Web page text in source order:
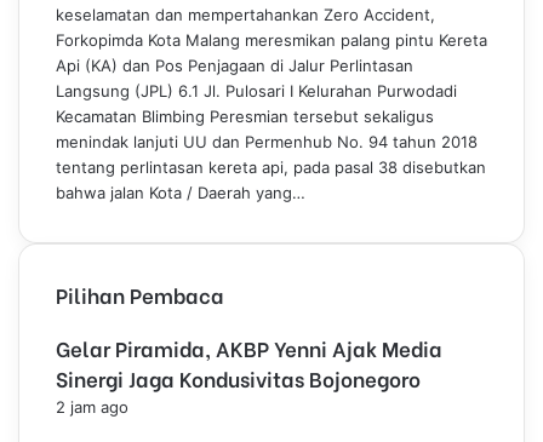
l
a
n
g
K
o
t
a
a
F
r
k
o
keselamatan dan mempertahankan Zero Accident,
Forkopimda Kota Malang meresmikan palang pintu Kereta
Api (KA) dan Pos Penjagaan di Jalur Perlintasan
Langsung (JPL) 6.1 Jl. Pulosari I Kelurahan Purwodadi
Kecamatan Blimbing Peresmian tersebut sekaligus
menindak lanjuti UU dan Permenhub No. 94 tahun 2018
tentang perlintasan kereta api, pada pasal 38 disebutkan
bahwa jalan Kota / Daerah yang…
Pilihan Pembaca
Gelar Piramida, AKBP Yenni Ajak Media
Sinergi Jaga Kondusivitas Bojonegoro
2 jam ago